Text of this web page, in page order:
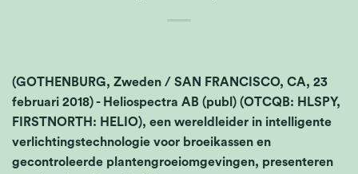
(GOTHENBURG, Zweden / SAN FRANCISCO, CA, 23
februari 2018) - Heliospectra AB (publ) (OTCQB: HLSPY,
FIRSTNORTH: HELIO), een wereldleider in intelligente
verlichtingstechnologie voor broeikassen en
gecontroleerde plantengroeiomgevingen, presenteren